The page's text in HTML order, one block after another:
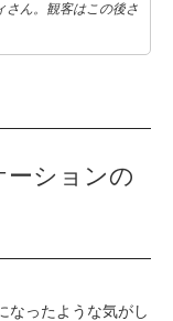
さん。観客はこの後さ
ションの
なったような気がし